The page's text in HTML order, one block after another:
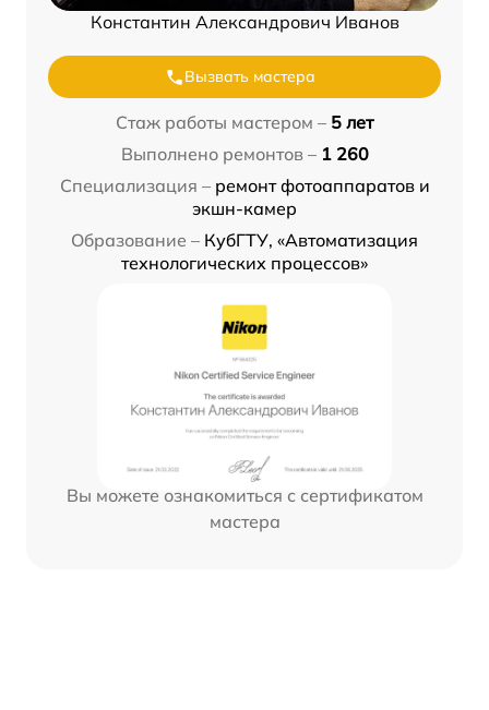
Константин Александрович Иванов
Вызвать мастера
Стаж работы мастером – 5 лет
Выполнено ремонтов – 1 260
Специализация – ремонт фотоаппаратов и
экшн-камер
Образование – КубГТУ, «Автоматизация
технологических процессов»
Вы можете ознакомиться с сертификатом
мастера